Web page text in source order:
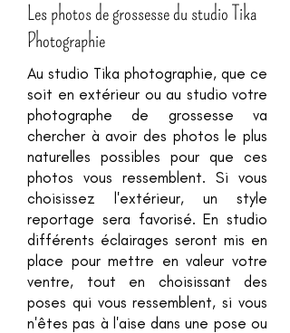
Les photos de grossesse du studio Tika
Photographie
Au studio Tika photographie, que ce
soit en extérieur ou au studio votre
photographe de grossesse va
chercher à avoir des photos le plus
naturelles possibles pour que ces
photos vous ressemblent. Si vous
choisissez l'extérieur, un style
reportage sera favorisé. En studio
différents éclairages seront mis en
place pour mettre en valeur votre
ventre, tout en choisissant des
poses qui vous ressemblent, si vous
n'êtes pas à l'aise dans une pose ou